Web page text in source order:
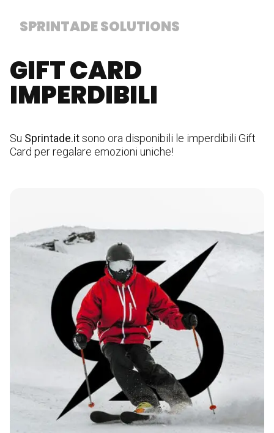
SPRINTADE SOLUTIONS
GIFT CARD
IMPERDIBILI
Su Sprintade.itsono ora disponibili le imperdibili Gift
Card per regalare emozioni uniche!